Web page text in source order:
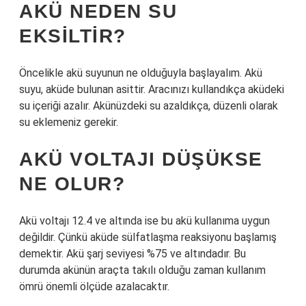
AKÜ NEDEN SU
EKSILTIR?
Öncelikle akü suyunun ne olduğuyla başlayalım. Akü
suyu, aküde bulunan asittir. Aracınızı kullandıkça aküdeki
su içeriği azalır. Akünüzdeki su azaldıkça, düzenli olarak
su eklemeniz gerekir.
AKÜ VOLTAJI DÜŞÜKSE
NE OLUR?
Akü voltajı 12.4 ve altında ise bu akü kullanıma uygun
değildir. Çünkü aküde sülfatlaşma reaksiyonu başlamış
demektir. Akü şarj seviyesi %75 ve altındadır. Bu
durumda akünün araçta takılı olduğu zaman kullanım
ömrü önemli ölçüde azalacaktır.